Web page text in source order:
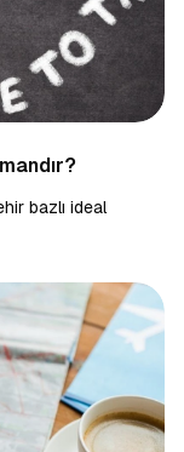
bazlı ideal